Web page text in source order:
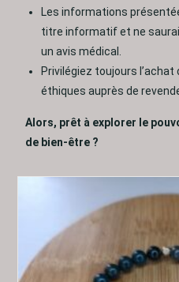
Les informations
titre informatif et ne
un avis médical.
Privilégiez toujours
éthiques auprès de
Alors, prêt à explorer le
de bien-être ?